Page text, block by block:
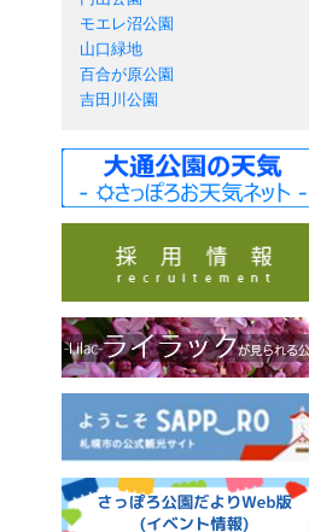
モエレ沼公園
山口緑地
百合が原公園
吉田川公園